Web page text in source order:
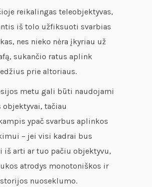
reikalingas teleobjektyvas,
iš tolo užfiksuoti svarbias
nes nieko nėra įkyriau už
sukančio ratus aplink
prie altoriaus.
metu gali būti naudojami
objektyvai, tačiau
ypač svarbus aplinkos
– jei visi kadrai bus
iš arti ar tuo pačiu objektyvu,
atrodys monotoniškos ir
nuoseklumo.